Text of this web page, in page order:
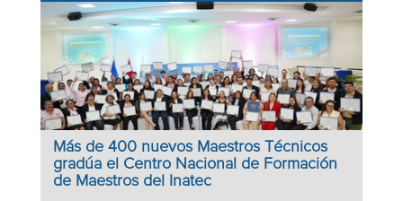
Más de 400 nuevos Maestros Técnicos
gradúa el Centro Nacional de Formación
de Maestros del Inatec